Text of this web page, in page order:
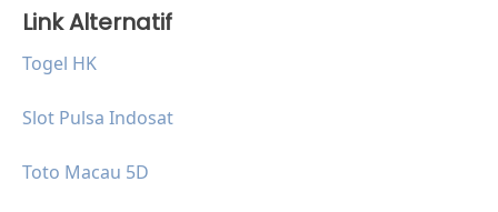
Link Alternatif
Togel HK
Slot Pulsa Indosat
Toto Macau 5D